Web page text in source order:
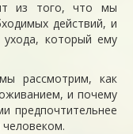
из того, что мы
действий, и
который ему
рассмотрим, как
и почему
предпочтительнее